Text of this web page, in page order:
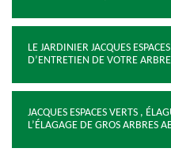
LE JARDINIER JACQUES
D’ENTRETIEN DE VOTRE ARBRE
JACQUES ESPACES VERTS ,
L’ÉLAGAGE DE GROS ARBRES